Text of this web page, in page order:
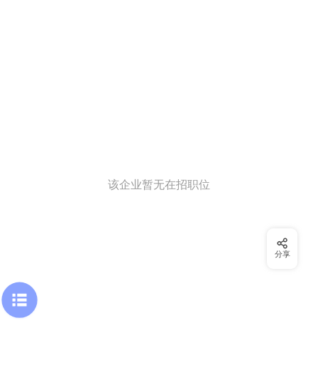
该企业暂无在招职位
分享